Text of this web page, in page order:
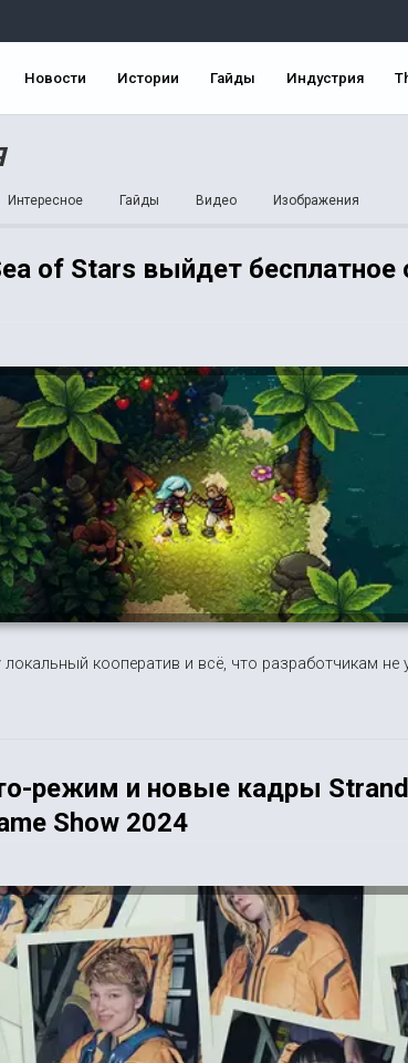
Новости Истории Гайды Индустрия
Интересное Гайды Видео Изображения
of Stars выйдет бесплатное
кооператив и всё, что разработчикам не
режим и новые кадры
Show 2024